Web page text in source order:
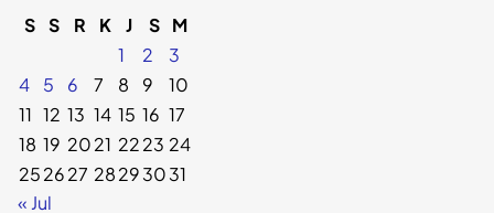
S S R K J S M
1
2
3
4
5 6 7 8 9
10
11 12 13 14 15 16 17
18 19 2021 2223 24
252627 28293031
« Jul